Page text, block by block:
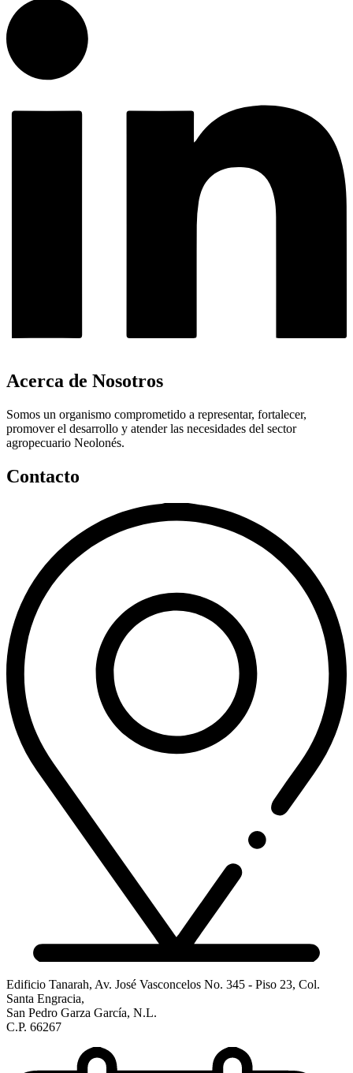
Acerca de Nosotros
Somos un organismo comprometido a representar, fortalecer,
promover el desarrollo y atender las necesidades del sector
agropecuario Neolonés.
Contacto
Edificio Tanarah, Av. José Vasconcelos No. 345 - Piso 23, Col.
Santa Engracia,
San Pedro Garza García, N.L.
C.P. 66267